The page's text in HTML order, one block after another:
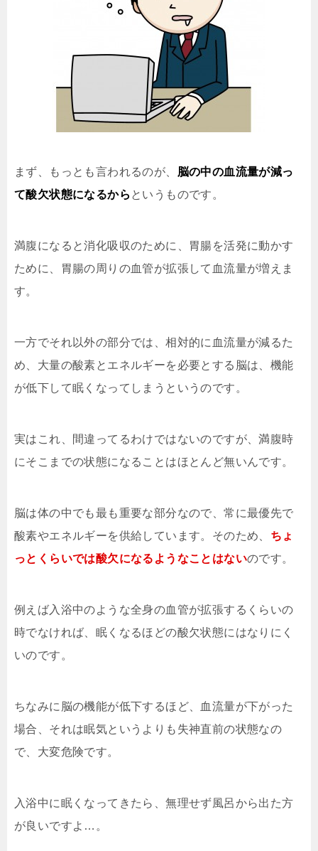
まず、もっとも言われるのが、 脳の中の血流量が減っ
て酸欠状態になるから というものです。
満腹になると消化吸収のために、胃腸を活発に動かす
ために、胃腸の周りの血管が拡張して血流量が増えま
す。
一方でそれ以外の部分では、相対的に血流量が減るた
め、大量の酸素とエネルギーを必要とする脳は、機能
が低下して眠くなってしまうというのです。
実はこれ、間違ってるわけではないのですが、満腹時
にそこまでの状態になることはほとんど無いんです。
脳は体の中でも最も重要な部分なので、常に最優先で
酸素やエネルギーを供給しています。そのため、 ちょ
っとくらいでは酸欠になるようなことはないのです。
例えば入浴中のような全身の血管が拡張するくらいの
時でなければ、眠くなるほどの酸欠状態にはなりにく
いのです。
ちなみに脳の機能が低下するほど、血流量が下がった
場合、それは眠気というよりも失神直前の状態なの
で、大変危険です。
入浴中に眠くなってきたら、無理せず風呂から出た方
が良いですよ…。